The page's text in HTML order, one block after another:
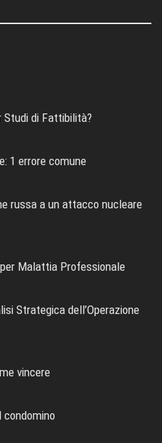
Studi di Fattibilità?
1 errore comune
russa a un attacco nucleare
Malattia Professionale
Strategica dell’Operazione
vincere
condomino